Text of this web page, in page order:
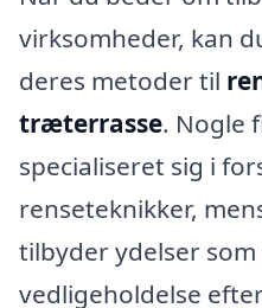
virksomheder, kan
deres metoder til
træterrasse. Nogle
specialiseret sig i
renseteknikker,
tilbyder ydelser
vedligeholdelse